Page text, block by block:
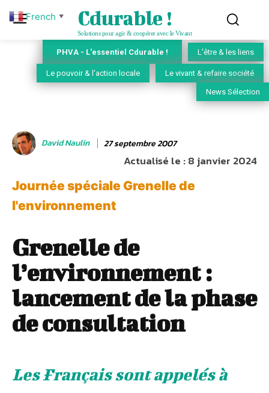
Cdurable !
Solutions pour agir & coopérer avec le Vivant
PHVA - L'essentiel Cdurable ! L'être & les liens
Le pouvoir & l'action locale Le vivant & refaire société
News Sélection
David Naulin 27 septembre 2007
Actualisé le :8 janvier 2024
Journée spéciale Grenelle de
l'environnement
Grenelle de
l’environnement :
lancement de la phase
de consultation
Les Français sont appelés à
French ▼